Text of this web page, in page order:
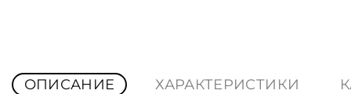
ОПИСАНИЕ ХАРАКТЕРИСТИКИ